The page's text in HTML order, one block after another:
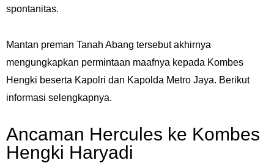
spontanitas.
Mantan preman Tanah Abang tersebut akhirnya
mengungkapkan permintaan maafnya kepada Kombes
Hengki beserta Kapolri dan Kapolda Metro Jaya. Berikut
informasi selengkapnya.
Ancaman Hercules ke Kombes
Hengki Haryadi